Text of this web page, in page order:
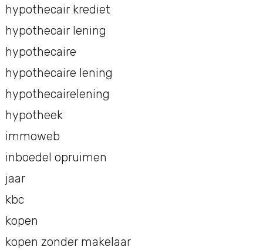
hypothecair krediet
hypothecair lening
hypothecaire
hypothecaire lening
hypothecairelening
hypotheek
immoweb
inboedel opruimen
jaar
kbc
kopen
kopen zonder makelaar